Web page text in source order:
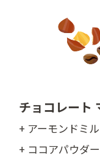
チョコレート
+ アーモンドミ
+ ココアパウダー